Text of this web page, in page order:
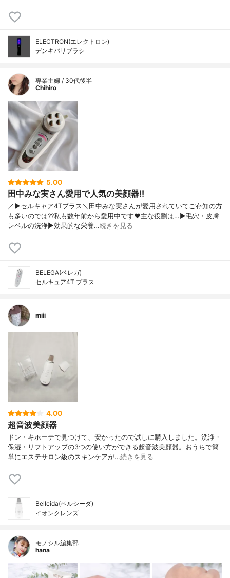
ELECTRON(エレクトロン)
デンキバリブラシ
専業主婦 / 30代後半
Chihiro
5.00
田中みな実さん愛用で人気の美顔器!!
／▶セルキャア4Tプラス＼田中みな実さんが愛用されていてご存知の方
も多いのでは??私も数年前から愛用中です♥︎主な役割は…▶毛穴・皮膚
レベルの洗浄▶効果的な栄養…続きを見る
BELEGA(ベレガ)
セルキュア4T プラス
miii
4.00
超音波美顔器
ドン・キホーテで見つけて、安かったので試しに購入しました。洗浄・
保湿・リフトアップの3つの使い方ができる超音波美顔器。おうちで簡
単にエステサロン級のスキンケアが…続きを見る
Bellcida(ベルシーダ)
イオンクレンズ
モノシル編集部
hana